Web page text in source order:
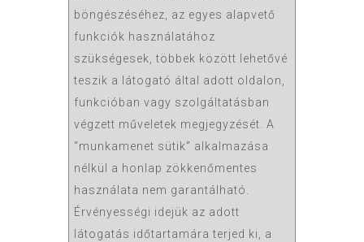
böngészéséhez, az egyes alapvető
funkciók használatához
szükségesek, többek között lehetővé
teszik a látogató által adott oldalon,
funkcióban vagy szolgáltatásban
végzett műveletek megjegyzését. A
“munkamenet sütik” alkalmazása
nélkül a honlap zökkenőmentes
használata nem garantálható.
Érvényességi idejük az adott
látogatás időtartamára terjed ki, a